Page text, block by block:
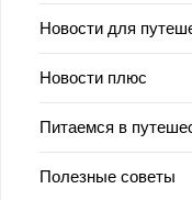
Новости для
Новости плюс
Питаемся в
Полезные советы